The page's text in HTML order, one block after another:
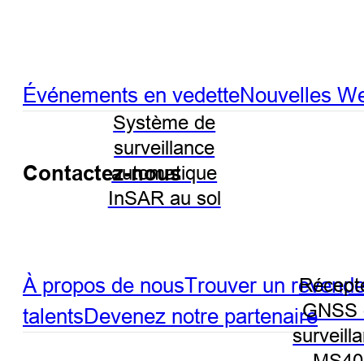
Système de
surveillance
automatique
InSAR au sol
GNSS
Événements en vedetteNouvelles
Contactez-nous
À propos de nousTrouver un
talentsDevenez notre partenaire